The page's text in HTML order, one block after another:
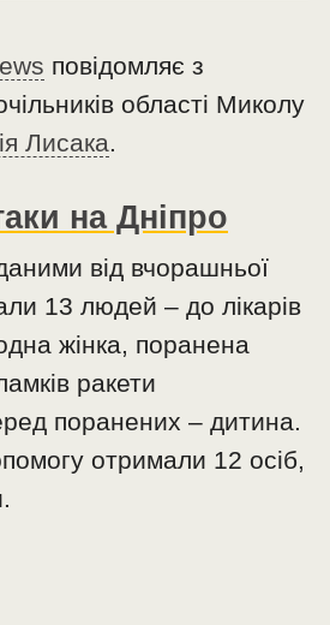
повідомляє з
області Миколу
Лисака.
на Дніпро
від вчорашньої
1️3 людей – до лікарів
жінка, поранена
ракети
поранених – дитина.
отримали 12 осіб,